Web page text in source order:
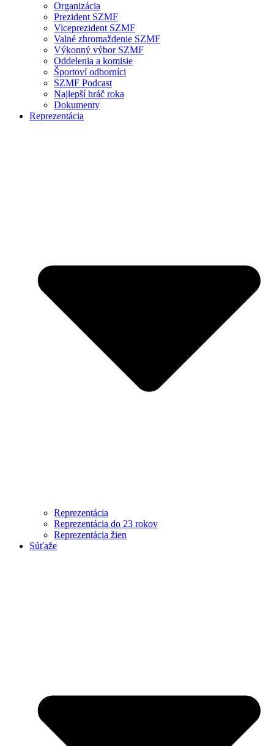
Organizácia
Prezident SZMF
Viceprezident SZMF
Valné zhromaždenie SZMF
Výkonný výbor SZMF
Oddelenia a komisie
Športoví odborníci
SZMF Podcast
Najlepší hráč roka
Dokumenty
Reprezentácia
Reprezentácia
Reprezentácia do 23 rokov
Reprezentácia žien
Súťaže